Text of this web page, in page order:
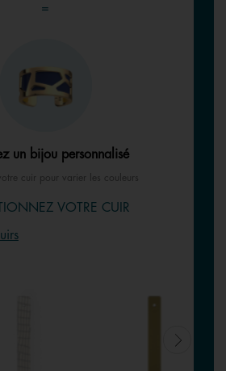
=
un bijou personnalisé
cuir pour varier les couleurs
VOTRE CUIR